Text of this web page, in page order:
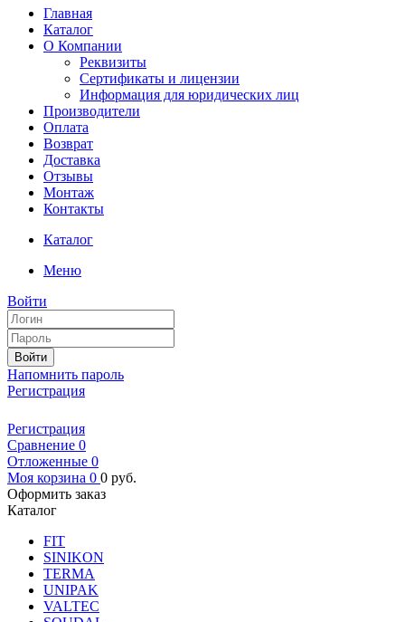
Главная
Каталог
О Компании
Реквизиты
Сертификаты и лицензии
Информация для юридических лиц
Производители
Оплата
Возврат
Доставка
Отзывы
Монтаж
Контакты
Каталог
Меню
Войти
Войти
Напомнить пароль
Регистрация
Регистрация
Сравнение 0
Отложенные 0
Моя корзина 0 0 руб.
Оформить заказ
Каталог
FIT
SINIKON
TERMA
UNIPAK
VALTEC